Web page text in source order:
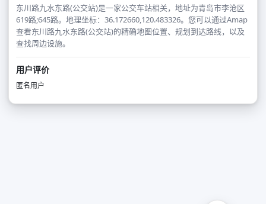
东川路九水东路(公交站)是一家公交车站相关，地址为青岛市李沧区
619路;645路。地理坐标：36.172660,120.483326。您可以通过Amap
查看东川路九水东路(公交站)的精确地图位置、规划到达路线，以及
查找周边设施。
用户评价
匿名用户